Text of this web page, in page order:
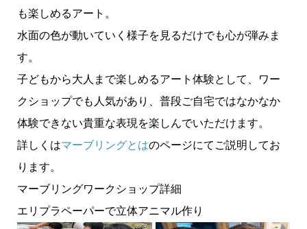
も楽しめるアート。
水面の色が動いていく様子を見るだけでも心が弾みま
す。
子どもから大人まで楽しめるアート体験として、ワー
クショップでも人気があり、普段ご自宅ではなかなか
体験できない貴重な表現を楽しんでいただけます。
詳しくはマーブリングとはのページにてご説明してお
ります。
マーブリングワークショップ詳細
エリプラペーパーで立体アニマル作り